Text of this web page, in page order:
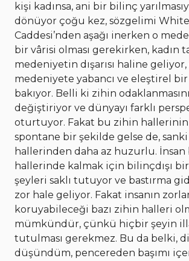
kişi kadınsa, ani bir bilinç
dönüyor çoğu kez, sözgelimi
Caddesi’nden aşağı inerken o
bir vârisi olması gerekirken, kadın
medeniyetin dışarısı haline geliyor,
medeniyete yabancı ve eleştirel
bakıyor. Belli ki zihin
değiştiriyor ve dünyayı farklı
oturtuyor. Fakat bu zihin hallerinin
spontane bir şekilde gelse de,
hallerinden daha az huzurlu.
hallerinde kalmak için bilinçdışı
şeyleri saklı tutuyor ve bastırma
zor hale geliyor. Fakat insanın
koruyabileceği bazı zihin halleri
mümkündür, çünkü hiçbir şeyin
tutulması gerekmez. Bu da belki,
düşündüm, pencereden başımı